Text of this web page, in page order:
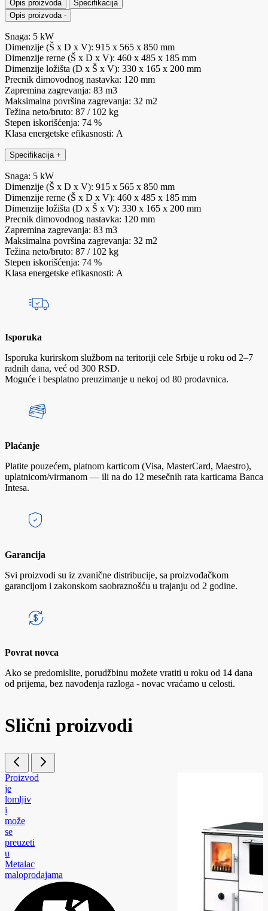
Opis proizvoda
Specifikacija
Opis proizvoda -
Snaga: 5 kW
Dimenzije (Š x D x V): 915 x 565 x 850 mm
Dimenzije rerne (Š x D x V): 460 x 485 x 185 mm
Dimenzije ložišta (D x Š x V): 330 x 165 x 200 mm
Precnik dimovodnog nastavka: 120 mm
Zapremina zagrevanja: 83 m3
Maksimalna površina zagrevanja: 32 m2
Težina neto/bruto: 87 / 102 kg
Stepen iskorišćenja: 74 %
Klasa energetske efikasnosti: A
Specifikacija +
Snaga: 5 kW
Dimenzije (Š x D x V): 915 x 565 x 850 mm
Dimenzije rerne (Š x D x V): 460 x 485 x 185 mm
Dimenzije ložišta (D x Š x V): 330 x 165 x 200 mm
Precnik dimovodnog nastavka: 120 mm
Zapremina zagrevanja: 83 m3
Maksimalna površina zagrevanja: 32 m2
Težina neto/bruto: 87 / 102 kg
Stepen iskorišćenja: 74 %
Klasa energetske efikasnosti: A
Isporuka
Isporuka kurirskom službom na teritoriji cele Srbije u roku od 2–7
radnih dana, već od 300 RSD.
Moguće i besplatno preuzimanje u nekoj od 80 prodavnica.
Plaćanje
Platite pouzećem, platnom karticom (Visa, MasterCard, Maestro),
uplatnicom/virmanom — ili na do 12 mesečnih rata karticama Banca
Intesa.
Garancija
Svi proizvodi su iz zvanične distribucije, sa proizvođačkom
garancijom i zakonskom saobraznošću u trajanju od 2 godine.
Povrat novca
Ako se predomislite, porudžbinu možete vratiti u roku od 14 dana
od prijema, bez navođenja razloga - novac vraćamo u celosti.
Slični proizvodi
Proizvod
je
lomljiv
i
može
se
preuzeti
u
Metalac
maloprodajama